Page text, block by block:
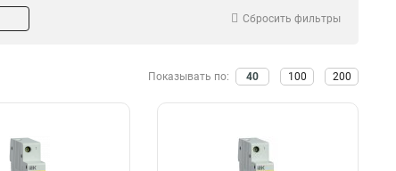
Сбросить фильтры
Показывать по: 40 100 200